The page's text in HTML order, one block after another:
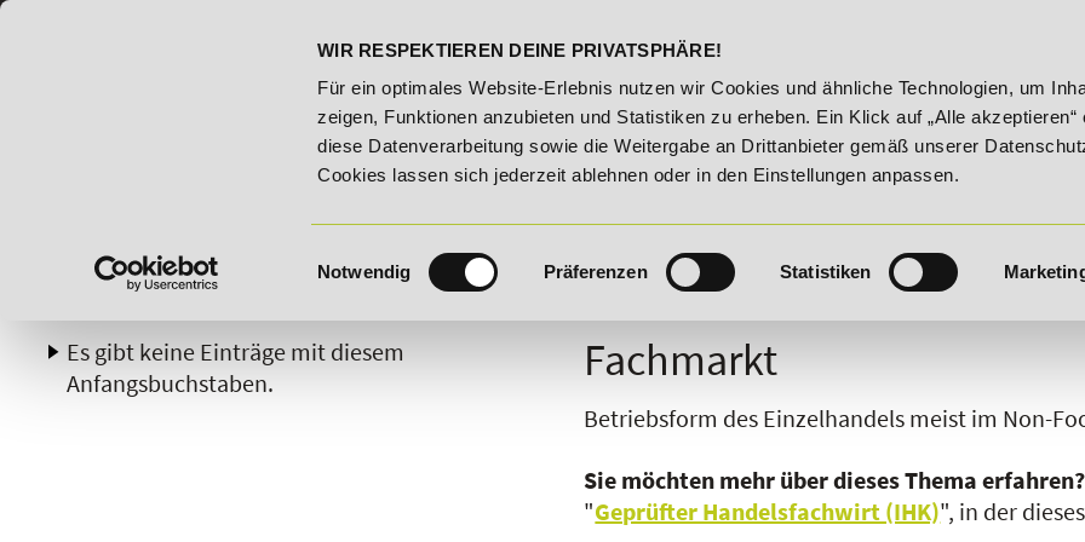
WIR RESPEKTIEREN DEINE PRIVATSPHÄRE!
Für ein optimales Website-Erlebnis nutzen wir Cookies und ähnliche Technologien, um
zeigen, Funktionen anzubieten und Statistiken zu erheben. Ein Klick auf „Alle akzeptieren“
diese Datenverarbeitung sowie die Weitergabe an Drittanbieter gemäß unserer
Cookies lassen sich jederzeit ablehnen oder in den Einstellungen anpassen.
Einwilligungsauswahl
Notwendig Präferenzen Statistiken
20% Rabatt bis 03.09.2026 - Bildungsroute! 20% Rabatt bis 03.09.2026 - Bildungsroute!
B C G H K L O P
Fachmarkt
Betriebsform des Einzelhandels meist im Non-
Sie möchten mehr über dieses Thema erfahren?
"Geprüfter Handelsfachwirt (IHK)", in der
Es gibt keine Einträge mit diesem
Anfangsbuchstaben.